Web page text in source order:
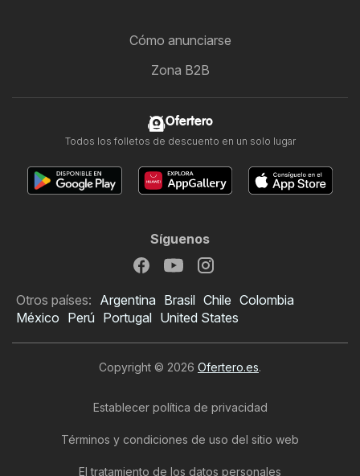
Cómo anunciarse
Zona B2B
Ofertero
Todos los folletos de descuento en un solo lugar
Síguenos
Otros países: Argentina Brasil Chile Colombia
México Perú Portugal United States
Copyright © 2026 Ofertero.es.
Establecer política de privacidad
Términos y condiciones de uso del sitio web
El tratamiento de los datos personales